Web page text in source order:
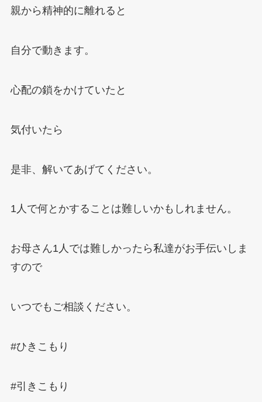
親から精神的に離れると
自分で動きます。
心配の鎖をかけていたと
気付いたら
是非、解いてあげてください。
1人で何とかすることは難しいかもしれません。
お母さん1人では難しかったら私達がお手伝いしま
すので
いつでもご相談ください。
#ひきこもり
#引きこもり